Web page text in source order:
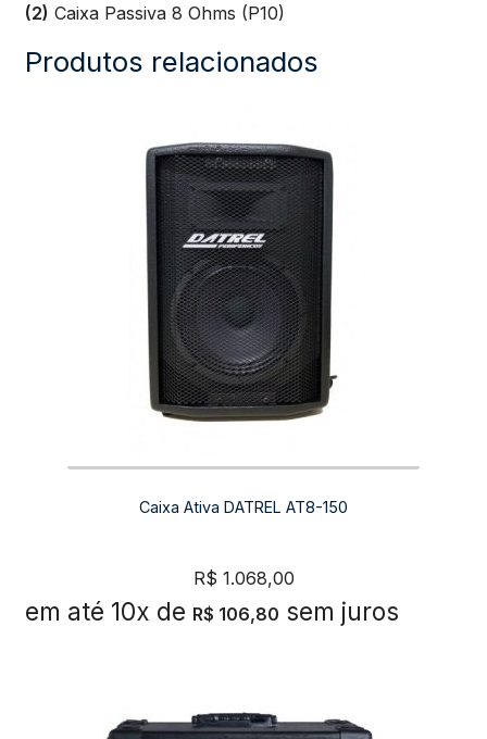
(2) Caixa Passiva 8 Ohms (P10)
Produtos relacionados
Caixa Ativa DATREL AT8-150
R$ 1.068,00
em até 10x de R$ 106,80 sem juros